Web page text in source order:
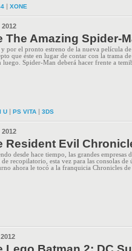
| XONE
2012
The Amazing Spider-
por el pronto estreno de la nueva película
que éste en lugar de contar con la trama
luego. Spider-Man deberá hacer frente a
U | PS VITA | 3DS
2012
Resident Evil
desde hace tiempo, las grandes empresas
recopilatorio, esta vez para las consolas
ahora le tocó a la franquicia Chronicles de